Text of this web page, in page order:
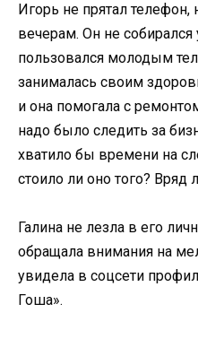
Игорь не прятал
вечерам. Он не
пользовался молодым
занималась своим
и она помогала с
надо было следить за
хватило бы времени на
стоило ли оно того? Вряд
Галина не лезла в его
обращала внимания на
увидела в соцсети
Гоша».